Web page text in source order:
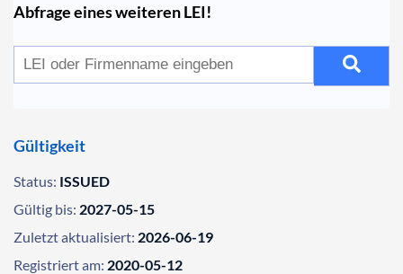
Abfrage eines weiteren LEI!
Gültigkeit
Status: ISSUED
Gültig bis: 2027-05-15
Zuletzt aktualisiert: 2026-06-19
Registriert am: 2020-05-12